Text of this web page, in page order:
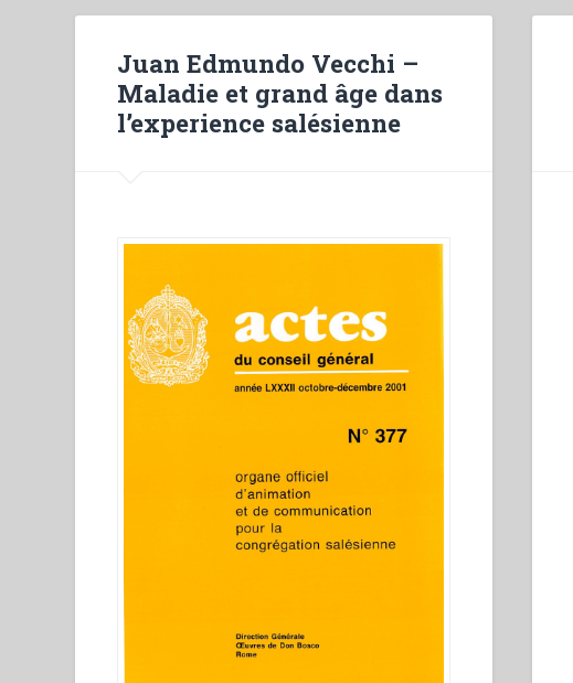
Juan Edmundo Vecchi –
Maladie et grand âge dans
l’experience salésienne